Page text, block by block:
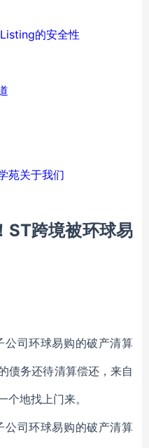
的安全性
苑关于我们
ST跨境被环球易
公司环球易购的破产清算
债务还待清算偿还，来自
地找上门来。
公司环球易购的破产清算